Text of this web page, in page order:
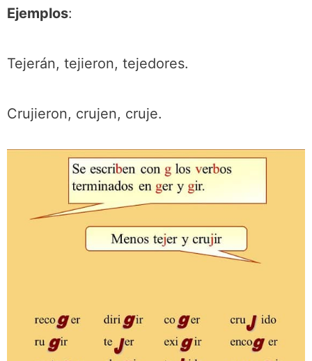
Ejemplos:
Tejerán, tejieron, tejedores.
Crujieron, crujen, cruje.